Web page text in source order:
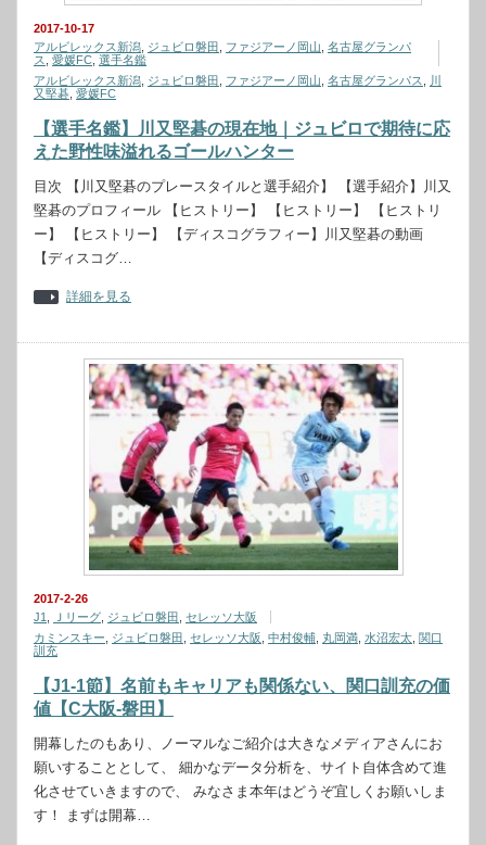
2017-10-17
アルビレックス新潟 ジュビロ磐田 ファジアーノ岡山 名古屋グランパ
ス
愛媛FC 選手名鑑
アルビレックス新潟 ジュビロ磐田 ファジアーノ岡山 名古屋グランパス
川
又堅碁 愛媛FC
【選手名鑑】川又堅碁の現在地｜ジュビロで期待に応
えた野性味溢れるゴールハンター
目次 【川又堅碁のプレースタイルと選手紹介】 【選手紹介】川又
堅碁のプロフィール 【ヒストリー】 【ヒストリー】 【ヒストリ
ー】 【ヒストリー】 【ディスコグラフィー】川又堅碁の動画
【ディスコグ…
詳細を見る
2017-2-26
J1
Ｊリーグ ジュビロ磐田 セレッソ大阪
カミンスキー
ジュビロ磐田 セレッソ大阪 中村俊輔 丸岡満 水沼宏太 関口
訓充
【J1-1節】名前もキャリアも関係ない、関口訓充の価
値【C大阪-磐田】
開幕したのもあり、ノーマルなご紹介は大きなメディアさんにお
願いすることとして、 細かなデータ分析を、サイト自体含めて進
化させていきますので、 みなさま本年はどうぞ宜しくお願いしま
す！ まずは開幕…